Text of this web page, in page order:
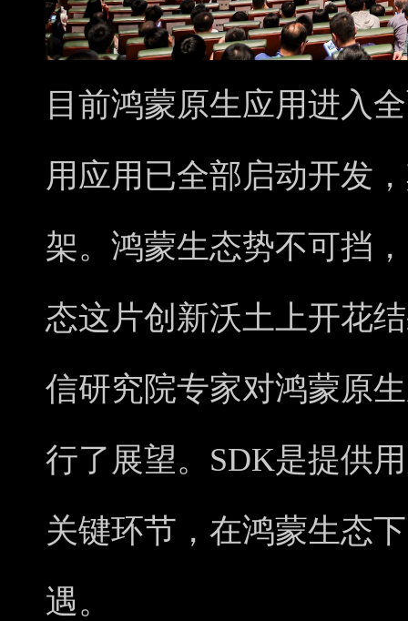
目前鸿蒙原生应用进入
用应用已全部启动开发
架。鸿蒙生态势不可挡
态这片创新沃土上开花
信研究院专家对鸿蒙原
行了展望。SDK是提供
关键环节，在鸿蒙生态
遇。